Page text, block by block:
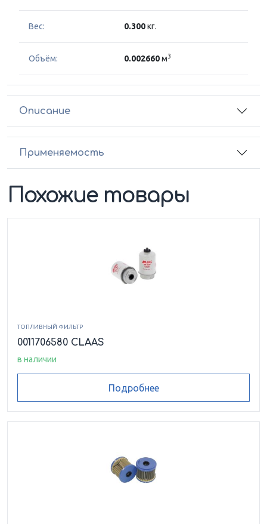
Вес: 0.300кг.
Объём: 0.002660м3
Описание
Применяемость
Похожие товары
ТОПЛИВНЫЙ ФИЛЬТР
0011706580 CLAAS
в наличии
Подробнее